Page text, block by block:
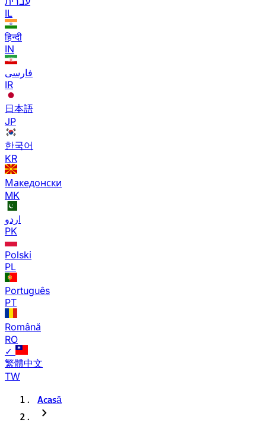
IL
हिन्दी
IN
فارسی
IR
日本語
JP
한국어
KR
Македонски
MK
اردو
PK
Polski
PL
Português
PT
Română
RO
✓
繁體中文
TW
Acasă
chevron_right